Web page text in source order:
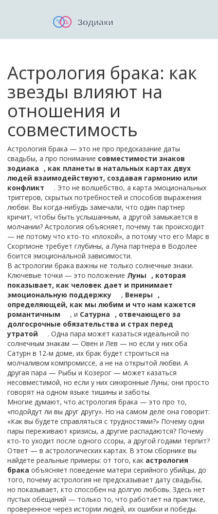
Астрология брака: как
звезды влияют на
отношения и
совместимость
Астрология брака — это не про предсказание даты
свадьбы, а про понимание совместимости знаков
зодиака
, как планеты в натальных картах двух
людей взаимодействуют, создавая гармонию или
конфликт
. Это не волшебство, а карта эмоциональных
триггеров, скрытых потребностей и способов выражения
любви. Вы когда-нибудь замечали, что один партнер
кричит, чтобы быть услышанным, а другой замыкается в
молчании? Астрология объясняет, почему так происходит
— не потому что кто-то «плохой», а потому что его Марс в
Скорпионе требует глубины, а Луна партнера в Водолее
боится эмоциональной зависимости.
В астрологии брака важны не только солнечные знаки.
Ключевые точки — это положение Луны , которая
показывает, как человек дает и принимает
эмоциональную поддержку
, Венеры
,
определяющей, как мы любим и что нам кажется
романтичным
, и Сатурна , отвечающего за
долгосрочные обязательства и страх перед
утратой
. Одна пара может казаться идеальной по
солнечным знакам — Овен и Лев — но если у них оба
Сатурн в 12-м доме, их брак будет строиться на
молчаливом компромиссе, а не на открытой любви. А
другая пара — Рыбы и Козерог — может казаться
несовместимой, но если у них синхронные Луны, они просто
говорят на одном языке тишины и заботы.
Многие думают, что астрология брака — это про то,
«подойдут ли вы друг другу». Но на самом деле она говорит:
«Как вы будете справляться с трудностями?» Почему одни
пары переживают кризисы, а другие распадаются? Почему
кто-то уходит после одного ссоры, а другой годами терпит?
Ответ — в астрологических картах. В этом сборнике вы
найдете реальные примеры: от того, как астрология
брака объясняет поведение матери серийного убийцы, до
того, почему астрология не предсказывает дату свадьбы,
но показывает, кто способен на долгую любовь. Здесь нет
пустых обещаний — только то, что работает на практике,
проверенное через истории людей, их ошибки и победы.